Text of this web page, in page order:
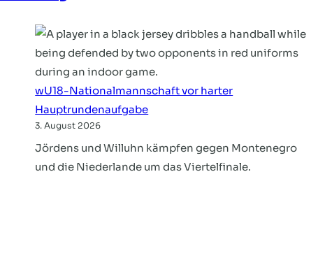
wU18-Nationalmannschaft vor harter
Hauptrundenaufgabe
3. August 2026
Jördens und Willuhn kämpfen gegen Montenegro
und die Niederlande um das Viertelfinale.